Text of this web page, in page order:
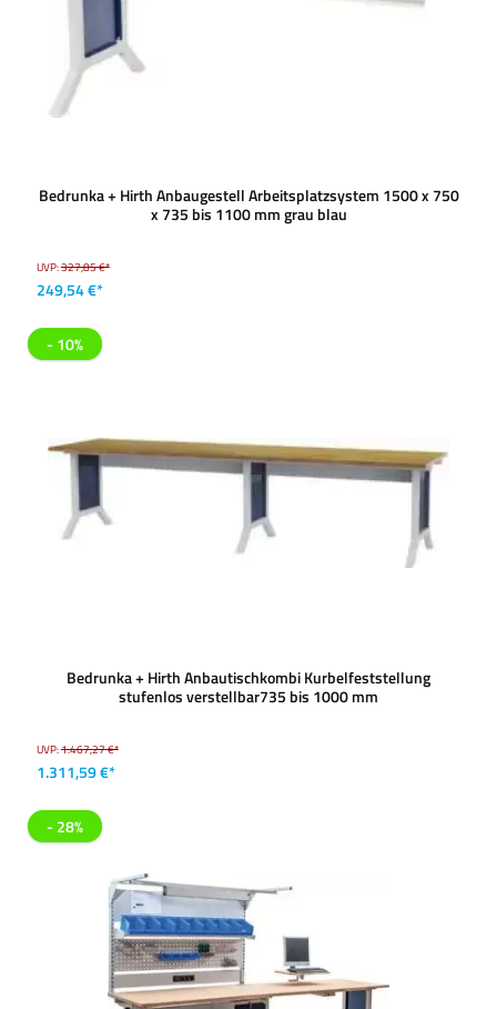
Bedrunka + Hirth Anbaugestell Arbeitsplatzsystem 1500 x 750
x 735 bis 1100 mm grau blau
UVP:327,85 €*
249,54 €*
- 10%
Bedrunka + Hirth Anbautischkombi Kurbelfeststellung
stufenlos verstellbar735 bis 1000 mm
UVP:1.467,27 €*
1.311,59 €*
- 28%